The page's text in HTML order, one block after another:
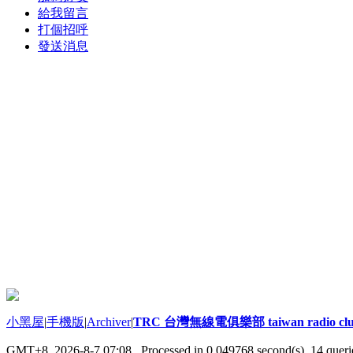
給我留言
打個招呼
發送消息
小黑屋|手機版|Archiver|TRC 台灣無線電俱樂部 taiwan radio